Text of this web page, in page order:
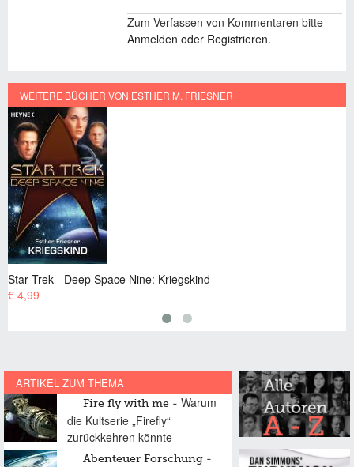
Zum Verfassen von Kommentaren bitte
Anmelden oder Registrieren.
WEITERE BÜCHER VON ESTHER M. FRIESNER
Trek - Deep Space Nine: Kriegskind
ARTIKEL ZUM THEMA
Fire fly with me
Warum
die Kultserie „Firefly“
zurückkehren könnte
Abenteuer Forschung